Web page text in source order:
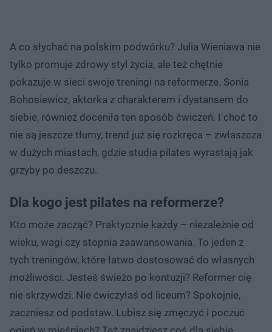
A co słychać na polskim podwórku? Julia Wieniawa nie
tylko promuje zdrowy styl życia, ale też chętnie
pokazuje w sieci swoje treningi na reformerze. Sonia
Bohosiewicz, aktorka z charakterem i dystansem do
siebie, również doceniła ten sposób ćwiczeń. I choć to
nie są jeszcze tłumy, trend już się rozkręca – zwłaszcza
w dużych miastach, gdzie studia pilates wyrastają jak
grzyby po deszczu.
Dla kogo jest pilates na reformerze?
Kto może zacząć? Praktycznie każdy – niezależnie od
wieku, wagi czy stopnia zaawansowania. To jeden z
tych treningów, które łatwo dostosować do własnych
możliwości. Jesteś świeżo po kontuzji? Reformer cię
nie skrzywdzi. Nie ćwiczyłaś od liceum? Spokojnie,
zaczniesz od podstaw. Lubisz się zmęczyć i poczuć